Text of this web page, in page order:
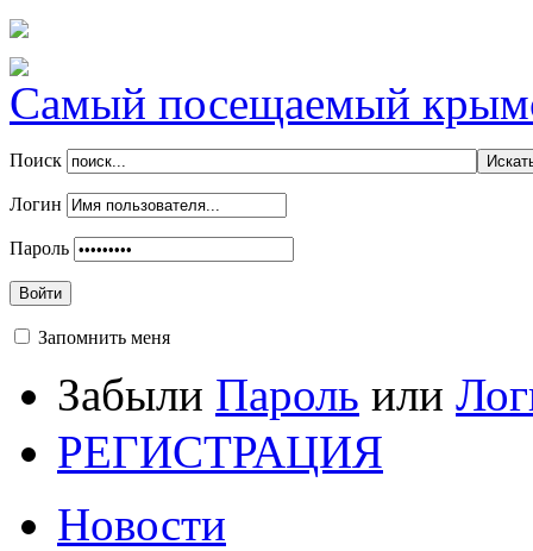
Самый посещаемый
Поиск
Логин
Пароль
Войти
Запомнить меня
Забыли Пароль или
РЕГИСТРАЦИЯ
Новости